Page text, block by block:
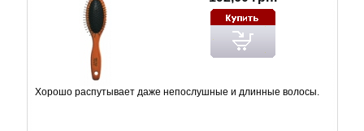
Хорошо распутывает даже непослушные и длинные волосы.